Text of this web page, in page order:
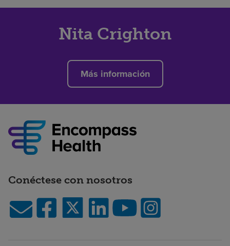
Nita Crighton
Más información
Conéctese con nosotros